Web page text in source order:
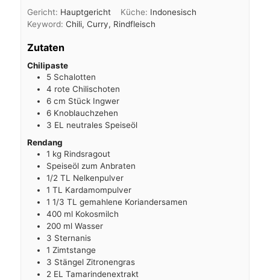
Gericht: Hauptgericht Küche: Indonesisch
Keyword: Chili, Curry, Rindfleisch
Zutaten
Chilipaste
5 Schalotten
4 rote Chilischoten
6 cm Stück Ingwer
6 Knoblauchzehen
3 EL neutrales Speiseöl
Rendang
1 kg Rindsragout
Speiseöl zum Anbraten
1/2 TL
Nelkenpulver
1 TL
Kardamompulver
1 1/3 TL gemahlene Koriandersamen
400 ml Kokosmilch
200 ml Wasser
3 Sternanis
1 Zimtstange
3 Stängel Zitronengras
2 EL Tamarindenextrakt